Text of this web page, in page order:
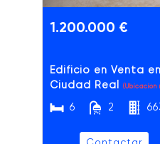
1.200.000 €
Edificio en Venta
Ciudad Real
(Ubicación
6 2